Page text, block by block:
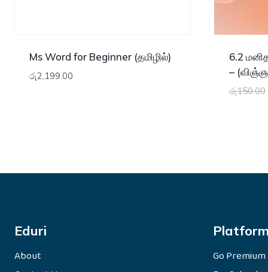
Ms Word for Beginner (தமிழில்)
රු2,199.00
6.2
–
රු150.00
Eduri
About
Platform
Go Premium